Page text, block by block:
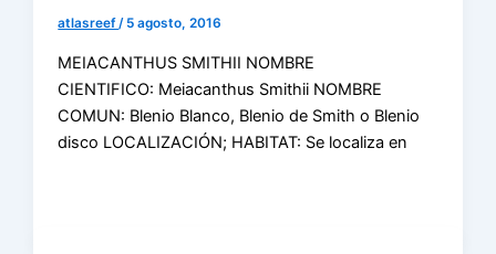
atlasreef/ 5 agosto, 2016
MEIACANTHUS SMITHII NOMBRE
CIENTIFICO: Meiacanthus Smithii NOMBRE
COMUN: Blenio Blanco, Blenio de Smith o Blenio
disco LOCALIZACIÓN; HABITAT: Se localiza en